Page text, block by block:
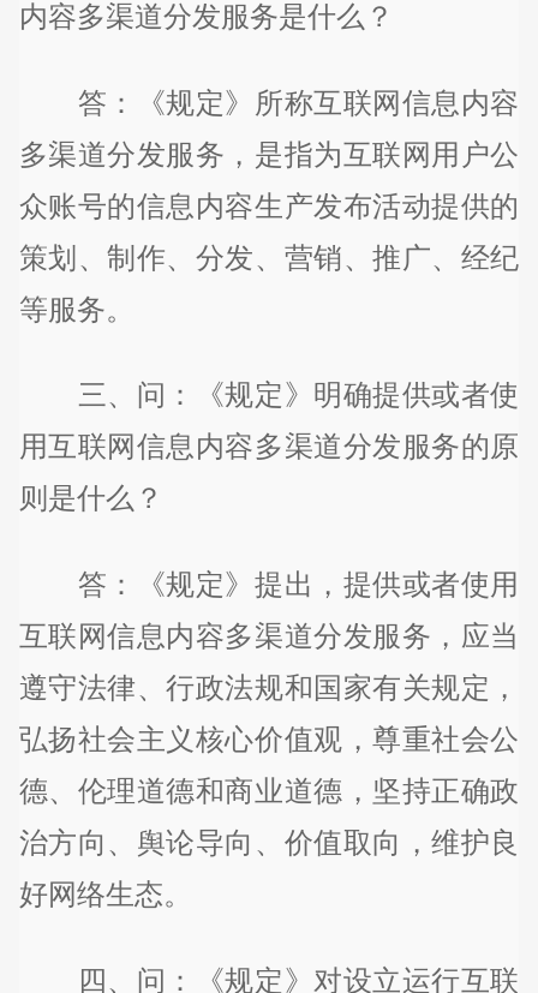
内容多渠道分发服务是什么？
答：《规定》所称互联网信息内容
多渠道分发服务，是指为互联网用户公
众账号的信息内容生产发布活动提供的
策划、制作、分发、营销、推广、经纪
等服务。
三、问：《规定》明确提供或者使
用互联网信息内容多渠道分发服务的原
则是什么？
答：《规定》提出，提供或者使用
互联网信息内容多渠道分发服务，应当
遵守法律、行政法规和国家有关规定，
弘扬社会主义核心价值观，尊重社会公
德、伦理道德和商业道德，坚持正确政
治方向、舆论导向、价值取向，维护良
好网络生态。
四、问：《规定》对设立运行互联